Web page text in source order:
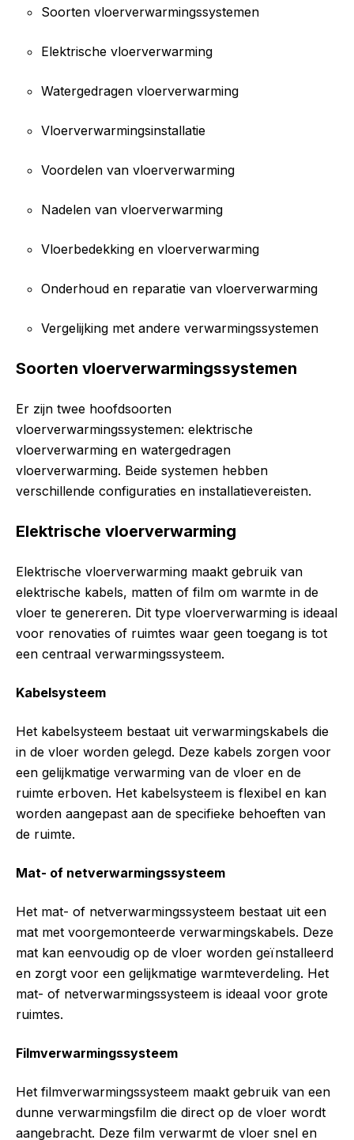
Soorten vloerverwarmingssystemen
Elektrische vloerverwarming
Watergedragen vloerverwarming
Vloerverwarmingsinstallatie
Voordelen van vloerverwarming
Nadelen van vloerverwarming
Vloerbedekking en vloerverwarming
Onderhoud en reparatie van vloerverwarming
Vergelijking met andere verwarmingssystemen
Soorten vloerverwarmingssystemen
Er zijn twee hoofdsoorten
vloerverwarmingssystemen: elektrische
vloerverwarming en watergedragen
vloerverwarming. Beide systemen hebben
verschillende configuraties en installatievereisten.
Elektrische vloerverwarming
Elektrische vloerverwarming maakt gebruik van
elektrische kabels, matten of film om warmte in de
vloer te genereren. Dit type vloerverwarming is ideaal
voor renovaties of ruimtes waar geen toegang is tot
een centraal verwarmingssysteem.
Kabelsysteem
Het kabelsysteem bestaat uit verwarmingskabels die
in de vloer worden gelegd. Deze kabels zorgen voor
een gelijkmatige verwarming van de vloer en de
ruimte erboven. Het kabelsysteem is flexibel en kan
worden aangepast aan de specifieke behoeften van
de ruimte.
Mat- of netverwarmingssysteem
Het mat- of netverwarmingssysteem bestaat uit een
mat met voorgemonteerde verwarmingskabels. Deze
mat kan eenvoudig op de vloer worden geïnstalleerd
en zorgt voor een gelijkmatige warmteverdeling. Het
mat- of netverwarmingssysteem is ideaal voor grote
ruimtes.
Filmverwarmingssysteem
Het filmverwarmingssysteem maakt gebruik van een
dunne verwarmingsfilm die direct op de vloer wordt
aangebracht. Deze film verwarmt de vloer snel en